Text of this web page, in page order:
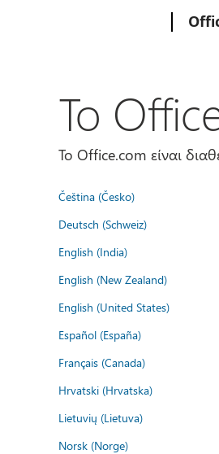
Το
Το Office.com είναι
Čeština (Česko)
Deutsch (Schweiz)
English (India)
English (New Zealand)
English (United States)
Español (España)
Français (Canada)
Hrvatski (Hrvatska)
Lietuvių (Lietuva)
Norsk (Norge)